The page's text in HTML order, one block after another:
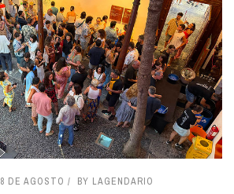
8 DE AGOSTO BY LAGENDARIO